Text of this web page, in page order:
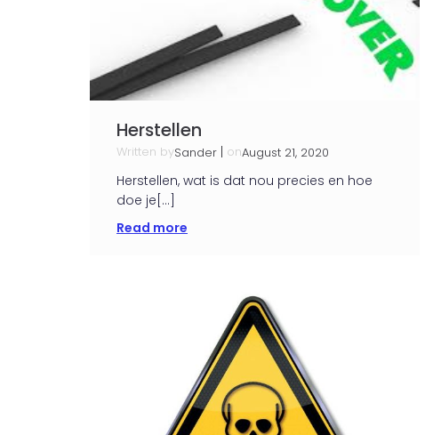
Herstellen
Written bySander onAugust 21, 2020
Herstellen, wat is dat nou precies en hoe
doe je[…]
Read more